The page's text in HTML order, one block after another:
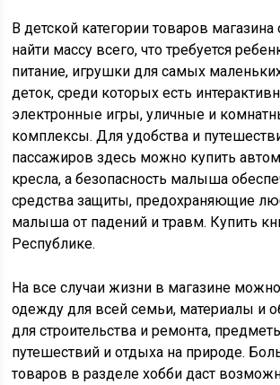
В детской категории товаров
найти массу всего, что требуется
питание, игрушки для самых
деток, среди которых есть
электронные игры, уличные и
комплексы. Для удобства и
пассажиров здесь можно купить
кресла, а безопасность малыша
средства защиты, предохраняющие
малыша от падений и травм. Купить
Республике.
На все случаи жизни в магазине
одежду для всей семьи, материалы и
для строительства и ремонта,
путешествий и отдыха на природе.
товаров в разделе хобби даст